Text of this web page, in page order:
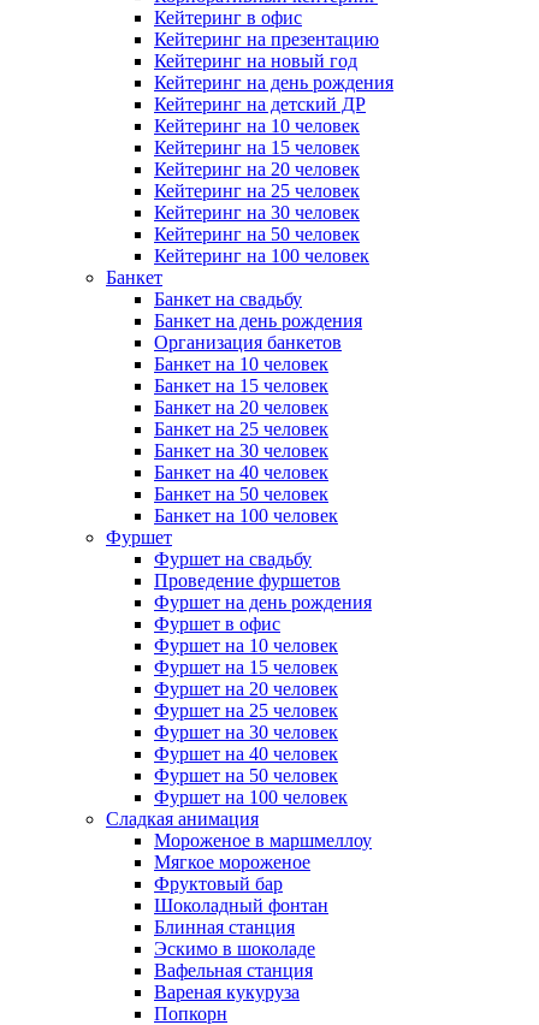
Кейтеринг в офис
Кейтеринг на презентацию
Кейтеринг на новый год
Кейтеринг на день рождения
Кейтеринг на детский ДР
Кейтеринг на 10 человек
Кейтеринг на 15 человек
Кейтеринг на 20 человек
Кейтеринг на 25 человек
Кейтеринг на 30 человек
Кейтеринг на 50 человек
Кейтеринг на 100 человек
Банкет
Банкет на свадьбу
Банкет на день рождения
Организация банкетов
Банкет на 10 человек
Банкет на 15 человек
Банкет на 20 человек
Банкет на 25 человек
Банкет на 30 человек
Банкет на 40 человек
Банкет на 50 человек
Банкет на 100 человек
Фуршет
Фуршет на свадьбу
Проведение фуршетов
Фуршет на день рождения
Фуршет в офис
Фуршет на 10 человек
Фуршет на 15 человек
Фуршет на 20 человек
Фуршет на 25 человек
Фуршет на 30 человек
Фуршет на 40 человек
Фуршет на 50 человек
Фуршет на 100 человек
Сладкая анимация
Мороженое в маршмеллоу
Мягкое мороженое
Фруктовый бар
Шоколадный фонтан
Блинная станция
Эскимо в шоколаде
Вафельная станция
Вареная кукуруза
Попкорн